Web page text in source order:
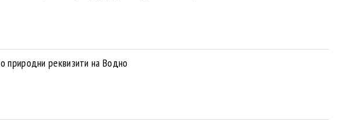
природни реквизити на Водно